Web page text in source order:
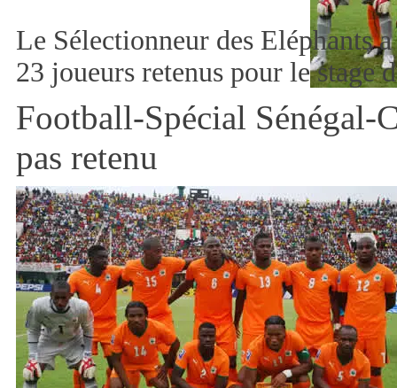
Le Sélectionneur des Eléphants
23 joueurs retenus pour le stage
Football-Spécial Sénégal-
pas retenu